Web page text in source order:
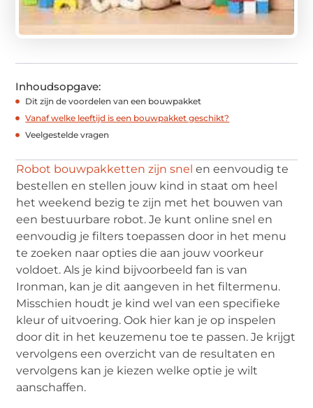
Inhoudsopgave:
Dit zijn de voordelen van een bouwpakket
Vanaf welke leeftijd is een bouwpakket geschikt?
Veelgestelde vragen
Robot bouwpakketten zijn snel en eenvoudig te
bestellen en stellen jouw kind in staat om heel
het weekend bezig te zijn met het bouwen van
een bestuurbare robot. Je kunt online snel en
eenvoudig je filters toepassen door in het menu
te zoeken naar opties die aan jouw voorkeur
voldoet. Als je kind bijvoorbeeld fan is van
Ironman, kan je dit aangeven in het filtermenu.
Misschien houdt je kind wel van een specifieke
kleur of uitvoering. Ook hier kan je op inspelen
door dit in het keuzemenu toe te passen. Je krijgt
vervolgens een overzicht van de resultaten en
vervolgens kan je kiezen welke optie je wilt
aanschaffen.